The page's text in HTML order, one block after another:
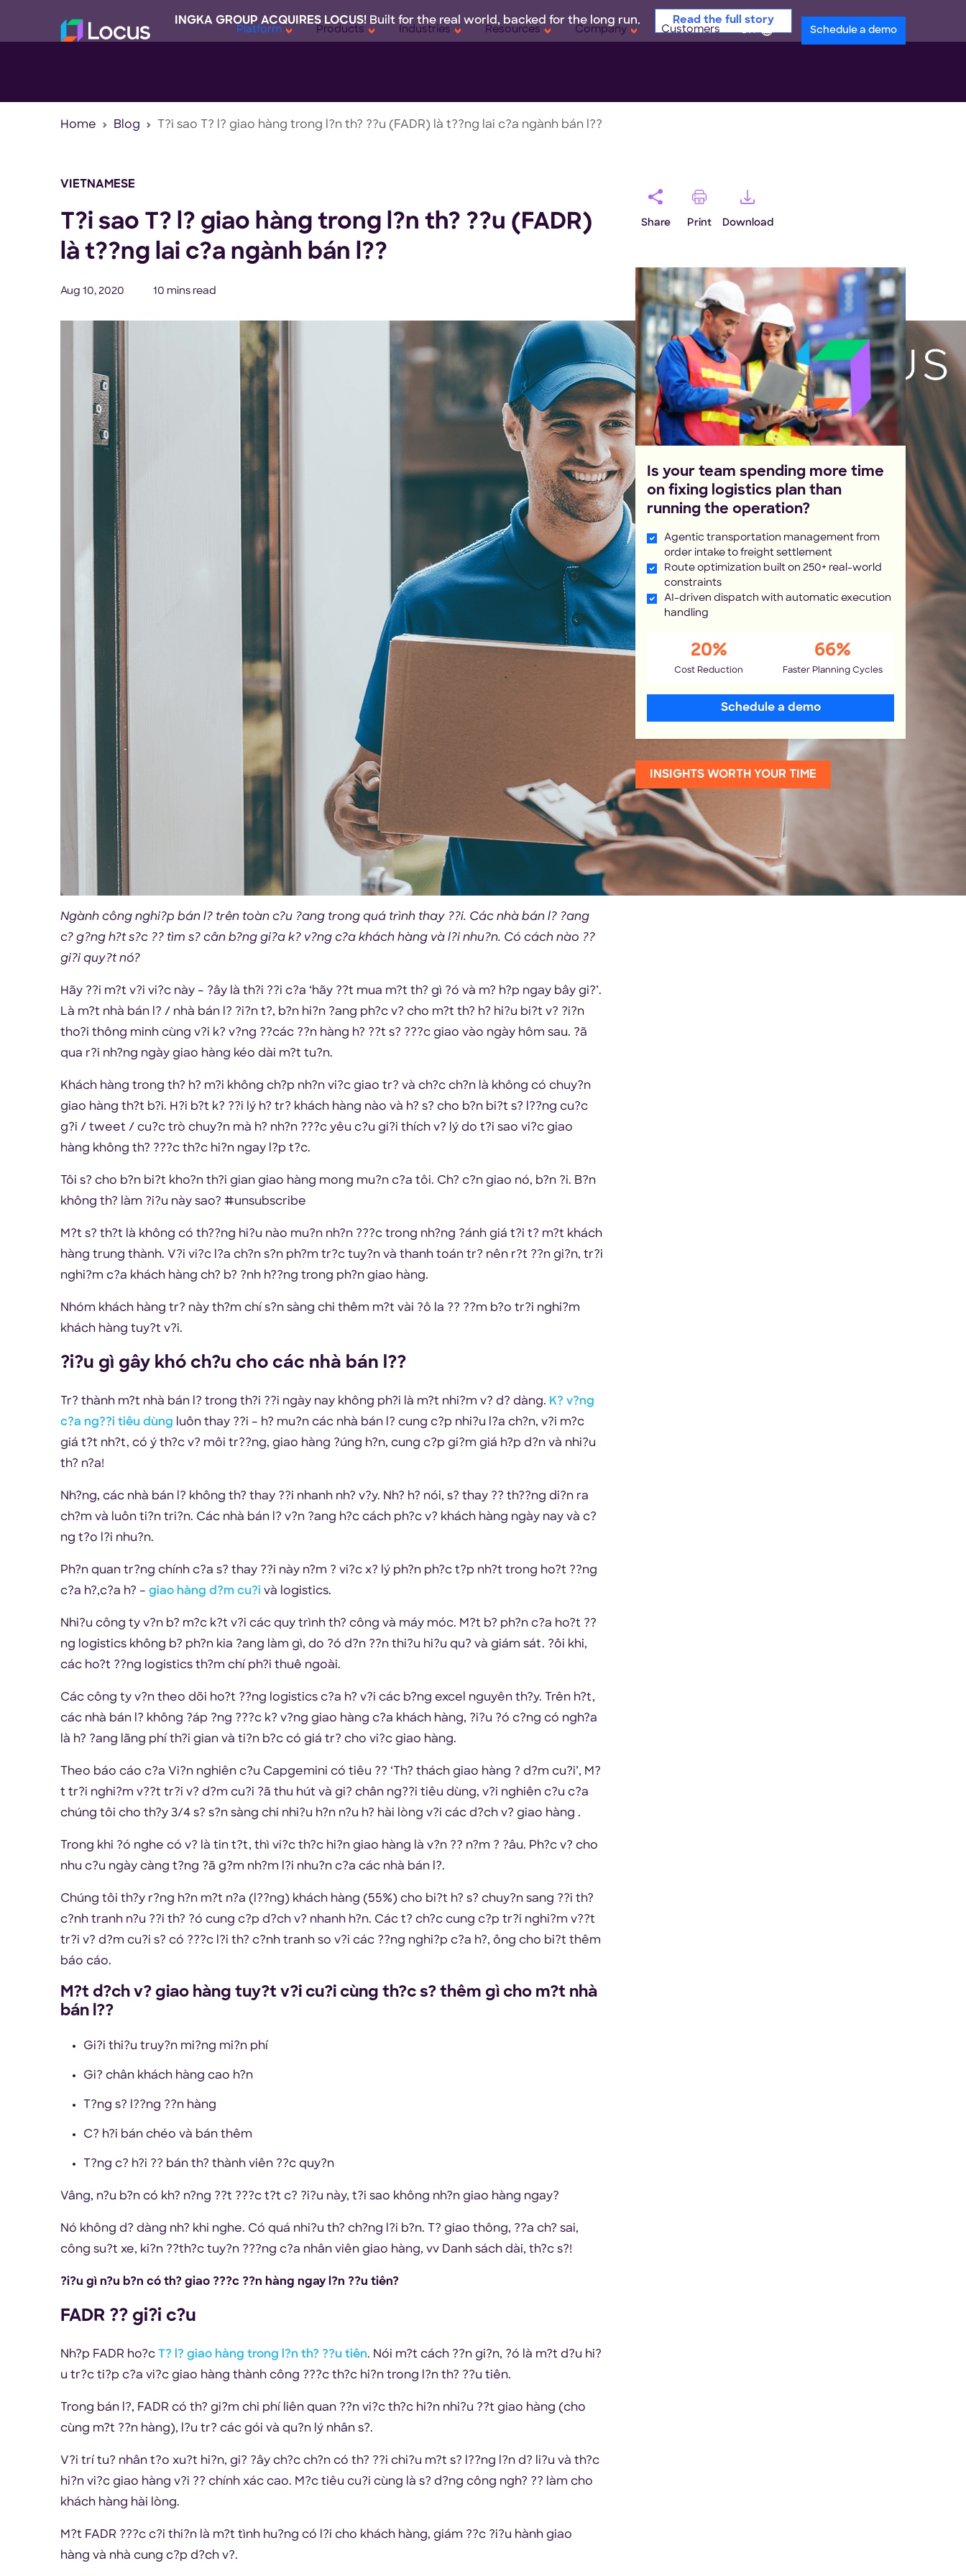
INGKA GROUP ACQUIRES LOCUS!Built for the real world, backed for the long run.
Read the full story
Platform
Products Industries Resources Company Customers en Schedule a demo
Home Blog T?i sao T? l? giao hàng trong l?n th? ??u (FADR) là t??ng lai c?a ngành bán l??
VIETNAMESE
T?i sao T? l? giao hàng trong l?n th? ??u (FADR)
là t??ng lai c?a ngành bán l??
Aug 10, 2020 10 mins read
Ngành công nghi?p bán l? trên toàn c?u ?ang trong quá trình thay ??i. Các nhà bán l? ?ang
c? g?ng h?t s?c ?? tìm s? cân b?ng gi?a k? v?ng c?a khách hàng và l?i nhu?n. Có cách nào ??
gi?i quy?t nó?
Hãy ??i m?t v?i vi?c này – ?ây là th?i ??i c?a ‘hãy ??t mua m?t th? gì ?ó và m? h?p ngay bây gi?’.
Là m?t nhà bán l? / nhà bán l? ?i?n t?, b?n hi?n ?ang ph?c v? cho m?t th? h? hi?u bi?t v? ?i?n
tho?i thông minh cùng v?i k? v?ng ??các ??n hàng h? ??t s? ???c giao vào ngày hôm sau. ?ã
qua r?i nh?ng ngày giao hàng kéo dài m?t tu?n.
Khách hàng trong th? h? m?i không ch?p nh?n vi?c giao tr? và ch?c ch?n là không có chuy?n
giao hàng th?t b?i. H?i b?t k? ??i lý h? tr? khách hàng nào và h? s? cho b?n bi?t s? l??ng cu?c
g?i / tweet / cu?c trò chuy?n mà h? nh?n ???c yêu c?u gi?i thích v? lý do t?i sao vi?c giao
hàng không th? ???c th?c hi?n ngay l?p t?c.
Tôi s? cho b?n bi?t kho?n th?i gian giao hàng mong mu?n c?a tôi. Ch? c?n giao nó, b?n ?i. B?n
không th? làm ?i?u này sao? #unsubscribe
M?t s? th?t là không có th??ng hi?u nào mu?n nh?n ???c trong nh?ng ?ánh giá t?i t? m?t khách
hàng trung thành. V?i vi?c l?a ch?n s?n ph?m tr?c tuy?n và thanh toán tr? nên r?t ??n gi?n, tr?i
nghi?m c?a khách hàng ch? b? ?nh h??ng trong ph?n giao hàng.
Nhóm khách hàng tr? này th?m chí s?n sàng chi thêm m?t vài ?ô la ?? ??m b?o tr?i nghi?m
khách hàng tuy?t v?i.
?i?u gì gây khó ch?u cho các nhà bán l??
Tr? thành m?t nhà bán l? trong th?i ??i ngày nay không ph?i là m?t nhi?m v? d? dàng. K? v?ng
c?a ng??i tiêu dùng luôn thay ??i – h? mu?n các nhà bán l? cung c?p nhi?u l?a ch?n, v?i m?c
giá t?t nh?t, có ý th?c v? môi tr??ng, giao hàng ?úng h?n, cung c?p gi?m giá h?p d?n và nhi?u
th? n?a!
Nh?ng, các nhà bán l? không th? thay ??i nhanh nh? v?y. Nh? h? nói, s? thay ?? th??ng di?n ra
ch?m và luôn ti?n tri?n. Các nhà bán l? v?n ?ang h?c cách ph?c v? khách hàng ngày nay và c?
ng t?o l?i nhu?n.
Ph?n quan tr?ng chính c?a s? thay ??i này n?m ? vi?c x? lý ph?n ph?c t?p nh?t trong ho?t ??ng
c?a h?,c?a h? – giao hàng d?m cu?i và logistics.
Nhi?u công ty v?n b? m?c k?t v?i các quy trình th? công và máy móc. M?t b? ph?n c?a ho?t ??
ng logistics không b? ph?n kia ?ang làm gì, do ?ó d?n ??n thi?u hi?u qu? và giám sát. ?ôi khi,
các ho?t ??ng logistics th?m chí ph?i thuê ngoài.
Các công ty v?n theo dõi ho?t ??ng logistics c?a h? v?i các b?ng excel nguyên th?y. Trên h?t,
các nhà bán l? không ?áp ?ng ???c k? v?ng giao hàng c?a khách hàng, ?i?u ?ó c?ng có ngh?a
là h? ?ang lãng phí th?i gian và ti?n b?c có giá tr? cho vi?c giao hàng.
Theo báo cáo c?a Vi?n nghiên c?u Capgemini có tiêu ?? ‘Th? thách giao hàng ? d?m cu?i’, M?
t tr?i nghi?m v??t tr?i v? d?m cu?i ?ã thu hút và gi? chân ng??i tiêu dùng, v?i nghiên c?u c?a
chúng tôi cho th?y 3/4 s? s?n sàng chi nhi?u h?n n?u h? hài lòng v?i các d?ch v? giao hàng .
Trong khi ?ó nghe có v? là tin t?t, thì vi?c th?c hi?n giao hàng là v?n ?? n?m ? ?âu. Ph?c v? cho
nhu c?u ngày càng t?ng ?ã g?m nh?m l?i nhu?n c?a các nhà bán l?.
Chúng tôi th?y r?ng h?n m?t n?a (l??ng) khách hàng (55%) cho bi?t h? s? chuy?n sang ??i th?
c?nh tranh n?u ??i th? ?ó cung c?p d?ch v? nhanh h?n. Các t? ch?c cung c?p tr?i nghi?m v??t
tr?i v? d?m cu?i s? có ???c l?i th? c?nh tranh so v?i các ??ng nghi?p c?a h?, ông cho bi?t thêm
báo cáo.
M?t d?ch v? giao hàng tuy?t v?i cu?i cùng th?c s? thêm gì cho m?t nhà
bán l??
Gi?i thi?u truy?n mi?ng mi?n phí
Gi? chân khách hàng cao h?n
T?ng s? l??ng ??n hàng
C? h?i bán chéo và bán thêm
T?ng c? h?i ?? bán th? thành viên ??c quy?n
Vâng, n?u b?n có kh? n?ng ??t ???c t?t c? ?i?u này, t?i sao không nh?n giao hàng ngay?
Nó không d? dàng nh? khi nghe. Có quá nhi?u th? ch?ng l?i b?n. T? giao thông, ??a ch? sai,
công su?t xe, ki?n ??th?c tuy?n ???ng c?a nhân viên giao hàng, vv Danh sách dài, th?c s?!
?i?u gì n?u b?n có th? giao ???c ??n hàng ngay l?n ??u tiên?
FADR ?? gi?i c?u
Nh?p FADR ho?c T? l? giao hàng trong l?n th? ??u tiên. Nói m?t cách ??n gi?n, ?ó là m?t d?u hi?
u tr?c ti?p c?a vi?c giao hàng thành công ???c th?c hi?n trong l?n th? ??u tiên.
Trong bán l?, FADR có th? gi?m chi phí liên quan ??n vi?c th?c hi?n nhi?u ??t giao hàng (cho
cùng m?t ??n hàng), l?u tr? các gói và qu?n lý nhân s?.
V?i trí tu? nhân t?o xu?t hi?n, gi? ?ây ch?c ch?n có th? ??i chi?u m?t s? l??ng l?n d? li?u và th?c
hi?n vi?c giao hàng v?i ?? chính xác cao. M?c tiêu cu?i cùng là s? d?ng công ngh? ?? làm cho
khách hàng hài lòng.
M?t FADR ???c c?i thi?n là m?t tình hu?ng có l?i cho khách hàng, giám ??c ?i?u hành giao
hàng và nhà cung c?p d?ch v?.
Share Print Download
Is your team spending more time
on fixing logistics plan than
running the operation?
Agentic transportation management from
order intake to freight settlement
Route optimization built on 250+ real-world
constraints
AI-driven dispatch with automatic execution
handling
20%
Cost Reduction
66%
Faster Planning Cycles
Schedule a demo
INSIGHTS WORTH YOUR TIME